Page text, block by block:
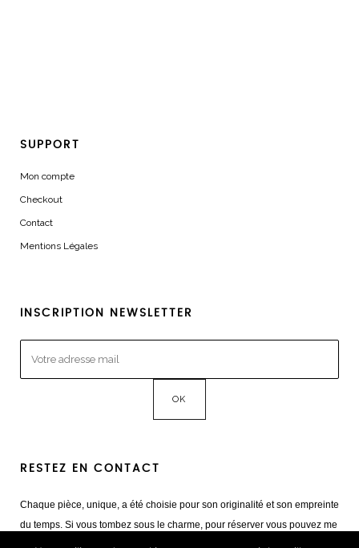
SUPPORT
Mon compte
Checkout
Contact
Mentions Légales
INSCRIPTION NEWSLETTER
RESTEZ EN CONTACT
Chaque pièce, unique, a été choisie pour son originalité et son empreinte
du temps. Si vous tombez sous le charme, pour réserver vous pouvez me
contacter